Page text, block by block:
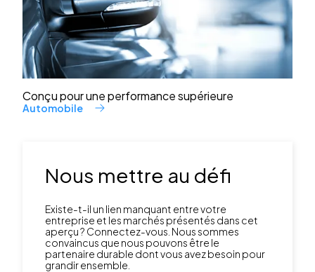
Conçu pour une performance supérieure
Automobile
Nous mettre au défi
Existe-t-il un lien manquant entre votre
entreprise et les marchés présentés dans cet
aperçu ? Connectez-vous. Nous sommes
convaincus que nous pouvons être le
partenaire durable dont vous avez besoin pour
grandir ensemble.